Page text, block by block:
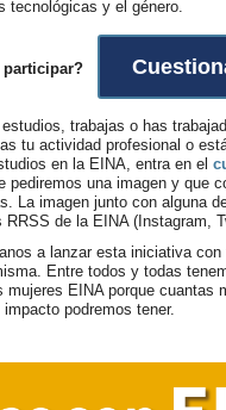
tecnológicas y el género.
participar?
trabajas o has
tu actividad profesional o
en la EINA, entra en el
pediremos una imagen y que
La imagen junto con alguna
RRSS de la EINA (Instagram,
a lanzar esta iniciativa
Entre todos y todas
mujeres EINA porque cuantas
podremos tener.